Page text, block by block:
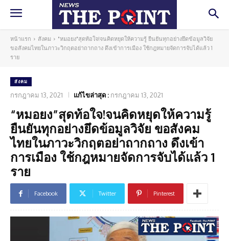
หน้าแรก สังคม
"หมอยง"สุดท้อใจ!จนคิดหยุดให้ความรู้ ยืนยันทุกอย่างยึดข้อมูลวิจัย
ขอสังคมไทยในภาวะวิกฤตอย่าถากถาง ดึงเข้าการเมือง ใช้กฎหมายจัดการจับได้แล้ว 1
ราย
สังคม
กรกฎาคม 13, 2021 แก้ไขล่าสุด : กรกฎาคม 13, 2021
“หมอยง”สุดท้อใจ!จนคิดหยุดให้ความรู้
ยืนยันทุกอย่างยึดข้อมูลวิจัย ขอสังคม
ไทยในภาวะวิกฤตอย่าถากถาง ดึงเข้า
การเมือง ใช้กฎหมายจัดการจับได้แล้ว 1
ราย
Facebook Twitter Pinterest